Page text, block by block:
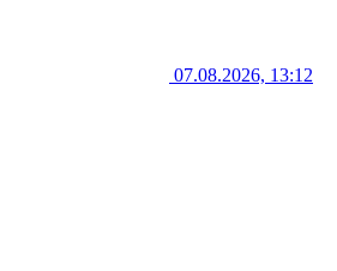
07.08.2026, 13:12